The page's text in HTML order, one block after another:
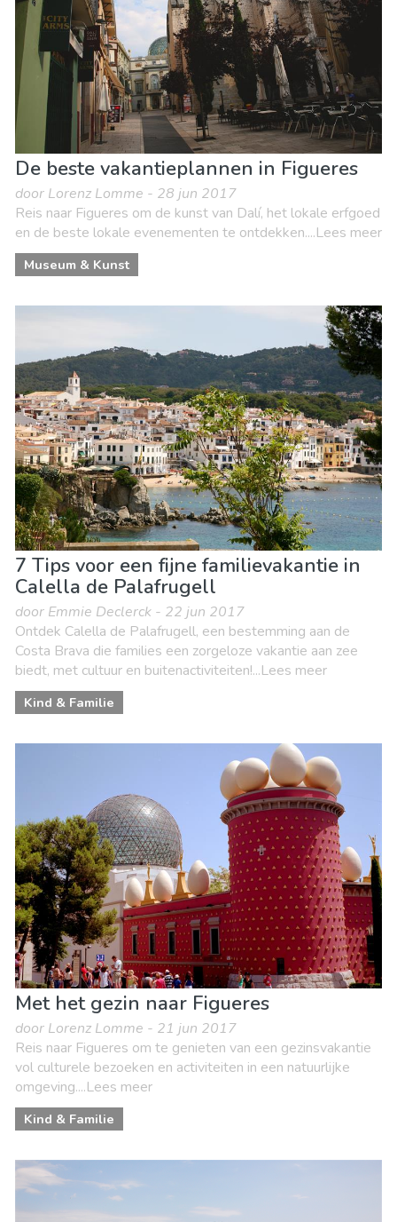
De beste vakantieplannen in Figueres
door Lorenz Lomme - 28 jun 2017
Reis naar Figueres om de kunst van Dalí, het lokale erfgoed
en de beste lokale evenementen te ontdekken....Lees meer
Museum & Kunst
7 Tips voor een fijne familievakantie in
Calella de Palafrugell
door Emmie Declerck - 22 jun 2017
Ontdek Calella de Palafrugell, een bestemming aan de
Costa Brava die families een zorgeloze vakantie aan zee
biedt, met cultuur en buitenactiviteiten!...Lees meer
Kind & Familie
Met het gezin naar Figueres
door Lorenz Lomme - 21 jun 2017
Reis naar Figueres om te genieten van een gezinsvakantie
vol culturele bezoeken en activiteiten in een natuurlijke
omgeving....Lees meer
Kind & Familie